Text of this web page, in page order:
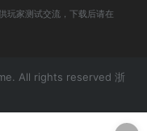
玩家测试交流，下载后请在
All rights reserved 浙